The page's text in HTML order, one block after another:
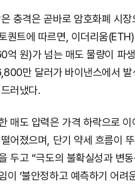
충격은 곧바로 암호화폐 시
퀀트에 따르면, 이더리움
억 원)가 넘는 매도 물량이 파
만 달러가 바이낸스에서
러냈다.
매도 압력은 가격 하락으로
어졌으며, 단기 약세 흐름이
두고 “극도의 불확실성과 변
이 ‘불안정하고 예측하기 어려